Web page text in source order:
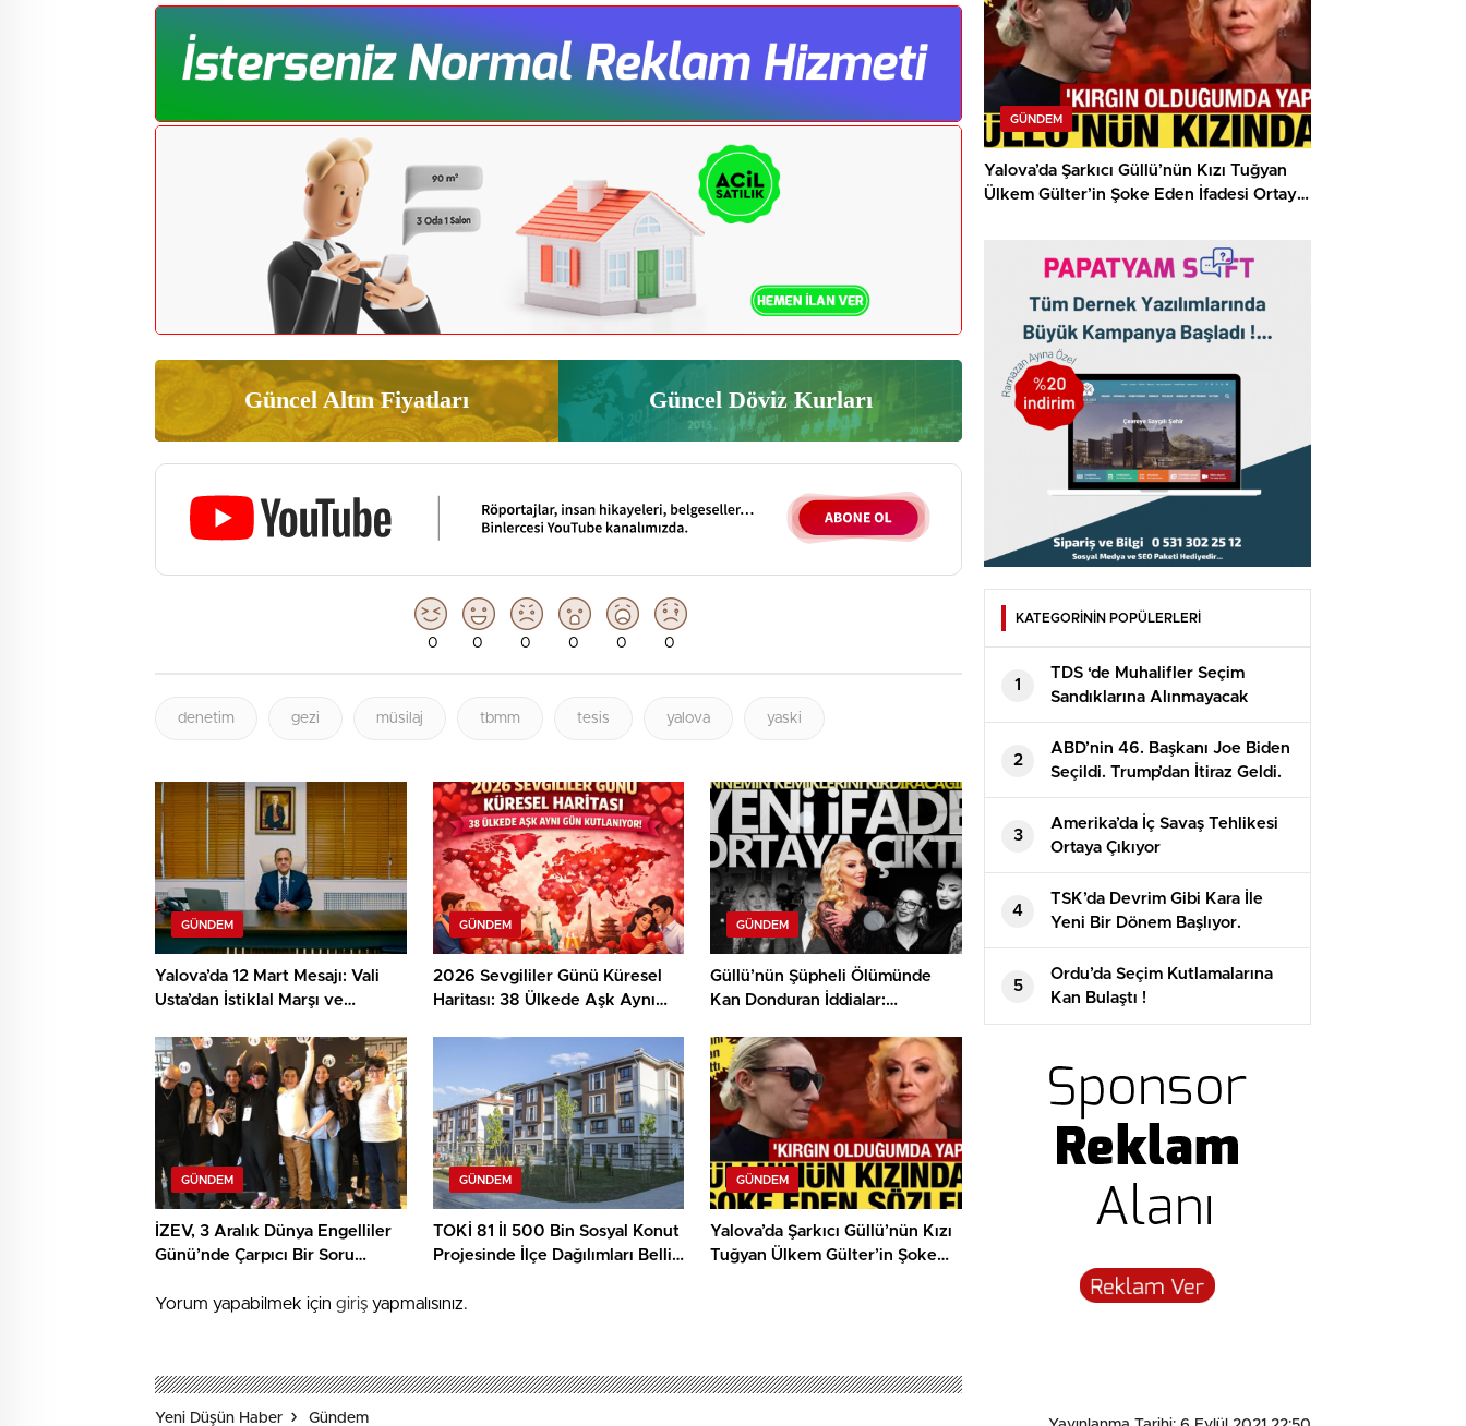
Güncel Altın Fiyatları Güncel Döviz Kurları
0 0 0 0 0 0
denetim gezi müsilaj tbmm tesis yalova yaski
GÜNDEM
Yalova’da 12 Mart Mesajı: Vali
Usta’dan İstiklal Marşı ve
GÜNDEM
2026 Sevgililer Günü Küresel
Haritası: 38 Ülkede Aşk Aynı
GÜNDEM
Güllü’nün Şüpheli Ölümünde
Kan Donduran İddialar:
Kırdıracağım”
GÜNDEM
İZEV, 3 Aralık Dünya Engelliler
Günü’nde Çarpıcı Bir Soru
GÜNDEM
TOKİ 81 İl 500 Bin Sosyal Konut
Projesinde İlçe Dağılımları Belli
GÜNDEM
Yalova’da Şarkıcı Güllü’nün Kızı
Tuğyan Ülkem Gülter’in Şoke
Yorum yapabilmek için giriş yapmalısınız.
GÜNDEM
Yalova’da Şarkıcı Güllü’nün Kızı Tuğyan
Ülkem Gülter’in Şoke Eden İfadesi Ortaya
KATEGORİNİN POPÜLERLERİ
1
TDS ‘de Muhalifler Seçim
Sandıklarına Alınmayacak
İddiası
2
ABD’nin 46. Başkanı Joe Biden
Seçildi. Trump’dan İtiraz Geldi.
3
Amerika’da İç Savaş Tehlikesi
Ortaya Çıkıyor
4
TSK’da Devrim Gibi Kara İle
Yeni Bir Dönem Başlıyor.
5
Ordu’da Seçim Kutlamalarına
Kan Bulaştı !
Yeni Düşün Haber Gündem